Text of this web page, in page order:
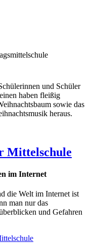
und Schüler
haben fleißig
sowie das
heraus.
Mittelschule
im Internet
die Welt im Internet ist
man nur das
und Gefahren